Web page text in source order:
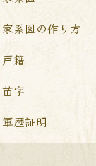
家系図の作り方
戸籍
苗字
軍歴証明